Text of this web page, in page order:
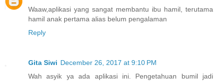
Waaw,aplikasi yang sangat membantu ibu hamil, terutama
hamil anak pertama alias belum pengalaman
Reply
Gita Siwi December 26, 2017 at 9:10 PM
Wah asyik ya ada aplikasi ini. Pengetahuan bumil jadi